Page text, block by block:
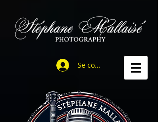
Se connecter